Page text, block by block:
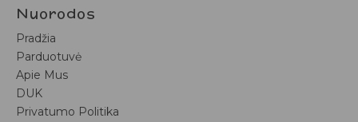
Nuorodos
Pradžia
Parduotuvė
Apie Mus
DUK
Privatumo Politika